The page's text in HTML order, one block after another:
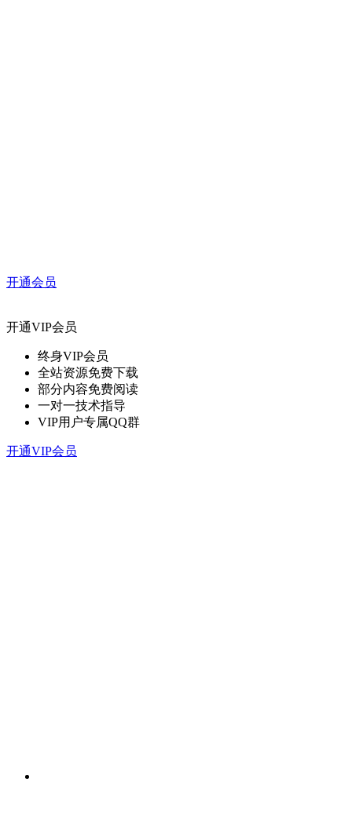
开通会员
开通VIP会员
终身VIP会员
全站资源免费下载
部分内容免费阅读
一对一技术指导
VIP用户专属QQ群
开通VIP会员